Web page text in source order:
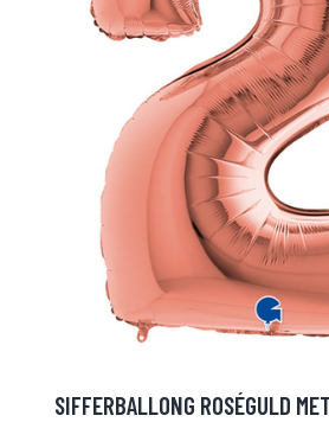
SIFFERBALLONG ROSÉGULD